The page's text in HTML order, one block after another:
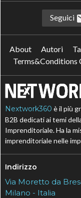
Seguici
About Autori
Terms&Conditions
Nextwork360 è il più
B2B dedicati ai temi
Imprenditoriale. Ha la
imprenditoriale nelle
Indirizzo
Via Moretto da
Milano - Italia